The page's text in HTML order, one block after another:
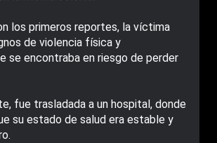
los primeros reportes, la víctima
de violencia física y
se encontraba en riesgo de perder
fue trasladada a un hospital, donde
su estado de salud era estable y